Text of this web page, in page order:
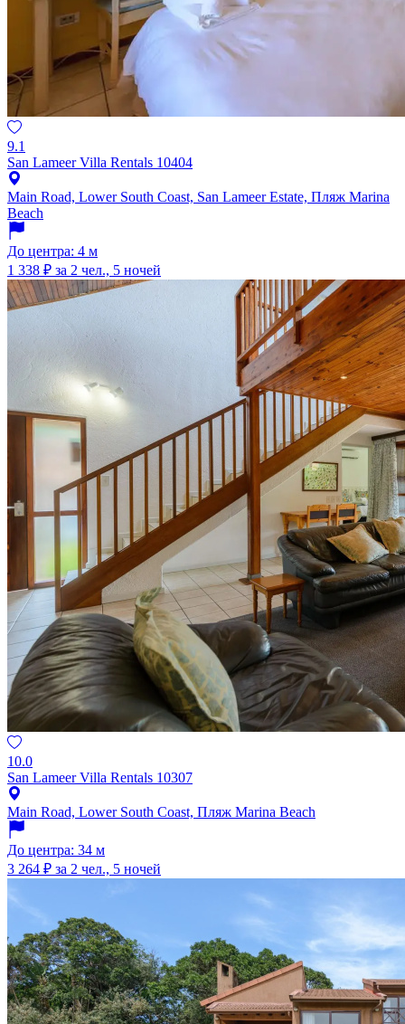
9.1
San Lameer Villa Rentals 10404
Main Road, Lower South Coast, San Lameer Estate, Пляж Marina
Beach
До центра: 4 м
1 338 ₽ за 2 чел., 5 ночей
10.0
San Lameer Villa Rentals 10307
Main Road, Lower South Coast, Пляж Marina Beach
До центра: 34 м
3 264 ₽ за 2 чел., 5 ночей